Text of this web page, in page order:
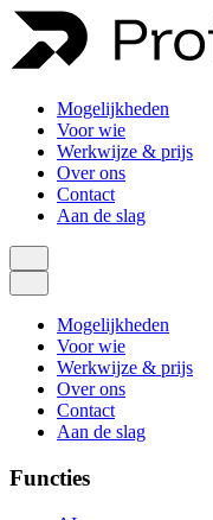
Mogelijkheden
Voor wie
Werkwijze & prijs
Over ons
Contact
Aan de slag
Mogelijkheden
Voor wie
Werkwijze & prijs
Over ons
Contact
Aan de slag
Functies